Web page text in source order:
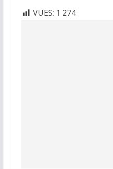
VUES: 1 274